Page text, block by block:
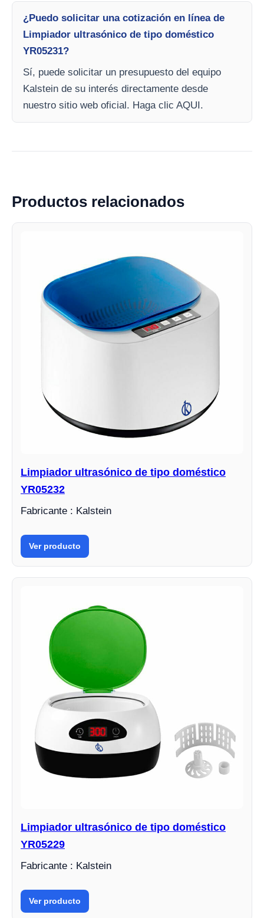
¿Puedo solicitar una cotización en línea de
Limpiador ultrasónico de tipo doméstico
YR05231?
Sí, puede solicitar un presupuesto del equipo
Kalstein de su interés directamente desde
nuestro sitio web oficial. Haga clic AQUI.
Productos relacionados
Limpiador ultrasónico de tipo doméstico
YR05232
Fabricante : Kalstein
Ver producto
Limpiador ultrasónico de tipo doméstico
YR05229
Fabricante : Kalstein
Ver producto